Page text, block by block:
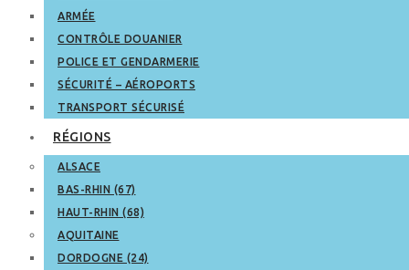
ARMÉE
CONTRÔLE DOUANIER
POLICE ET GENDARMERIE
SÉCURITÉ – AÉROPORTS
TRANSPORT SÉCURISÉ
RÉGIONS
ALSACE
BAS-RHIN (67)
HAUT-RHIN (68)
AQUITAINE
DORDOGNE (24)